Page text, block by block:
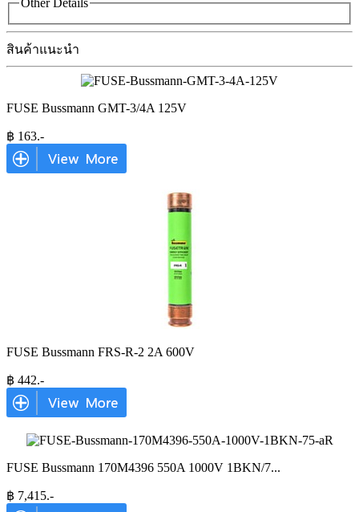
Other Details
สินค้าแนะนำ
FUSE Bussmann GMT-3/4A 125V
฿ 163.-
FUSE Bussmann FRS-R-2 2A 600V
฿ 442.-
FUSE Bussmann 170M4396 550A 1000V 1BKN/7...
฿ 7,415.-